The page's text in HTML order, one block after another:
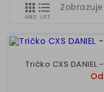

GRID

LIST
Tričko CXS